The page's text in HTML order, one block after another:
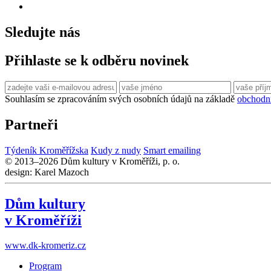
Sledujte nás
Přihlaste se k odběru novinek
Souhlasím se zpracováním svých osobních údajů na základě
Partneři
Týdeník Kroměřížska Kudy z nudy Smart emailing
© 2013–2026 Dům kultury v Kroměříži, p. o.
design: Karel Mazoch
Dům kultury
v Kroměříži
www.dk-kromeriz.cz
Program